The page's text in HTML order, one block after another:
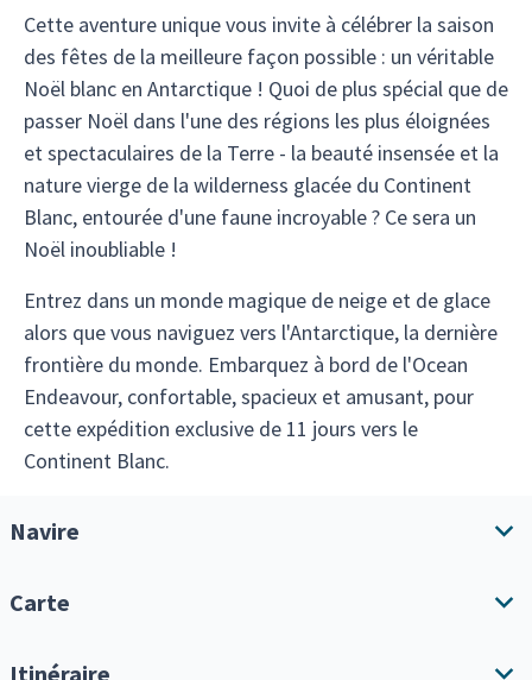
Cette aventure unique vous invite à célébrer la saison
des fêtes de la meilleure façon possible : un véritable
Noël blanc en Antarctique ! Quoi de plus spécial que de
passer Noël dans l'une des régions les plus éloignées
et spectaculaires de la Terre - la beauté insensée et la
nature vierge de la wilderness glacée du Continent
Blanc, entourée d'une faune incroyable ? Ce sera un
Noël inoubliable !
Entrez dans un monde magique de neige et de glace
alors que vous naviguez vers l'Antarctique, la dernière
frontière du monde. Embarquez à bord de l'Ocean
Endeavour, confortable, spacieux et amusant, pour
cette expédition exclusive de 11 jours vers le
Continent Blanc.
Navire
Carte
Itinéraire